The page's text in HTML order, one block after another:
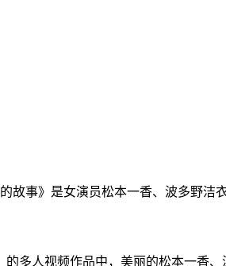
故事》是女演员松本一香、波多野洁
多人视频作品中，美丽的松本一香